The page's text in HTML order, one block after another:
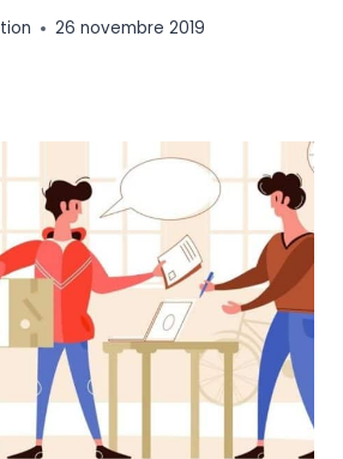
26 novembre 2019